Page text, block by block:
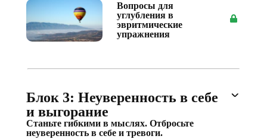
Вопросы для
углубления в
эвритмические
упражнения
Блок 3: Неуверенность в себе
и выгорание
Станьте гибкими в мыслях. Отбросьте
неуверенность в себе и тревоги.